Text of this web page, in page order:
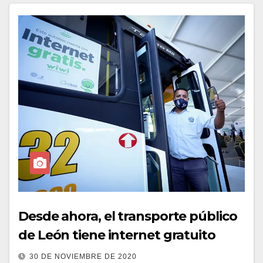
Desde ahora, el transporte público
de León tiene internet gratuito
30 DE NOVIEMBRE DE 2020